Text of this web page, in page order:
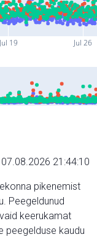
Jul 19 Jul 26
21:44:10
pikenemist
Peegeldunud
keerukamat
peegelduse kaudu